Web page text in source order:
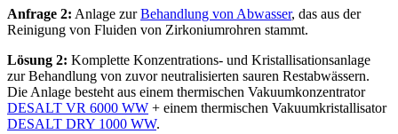
Anfrage 2: Anlage zurBehandlung von Abwasser, das aus der
Reinigung von Fluiden von Zirkoniumrohren stammt.
Lösung 2: Komplette Konzentrations- und Kristallisationsanlage
zur Behandlung von zuvor neutralisierten sauren Restabwässern.
Die Anlage besteht aus einem thermischen Vakuumkonzentrator
DESALT VR 6000 WW + einem thermischen Vakuumkristallisator
DESALT DRY 1000 WW.